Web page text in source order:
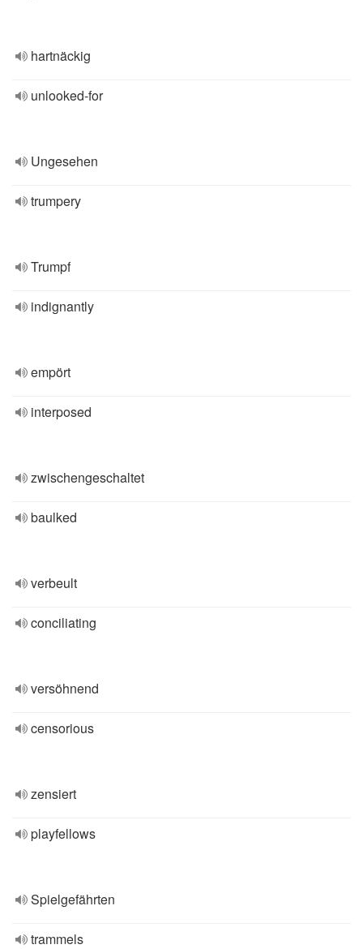
hartnäckig
unlooked-for
Ungesehen
trumpery
Trumpf
indignantly
empört
interposed
zwischengeschaltet
baulked
verbeult
conciliating
versöhnend
censorious
zensiert
playfellows
Spielgefährten
trammels